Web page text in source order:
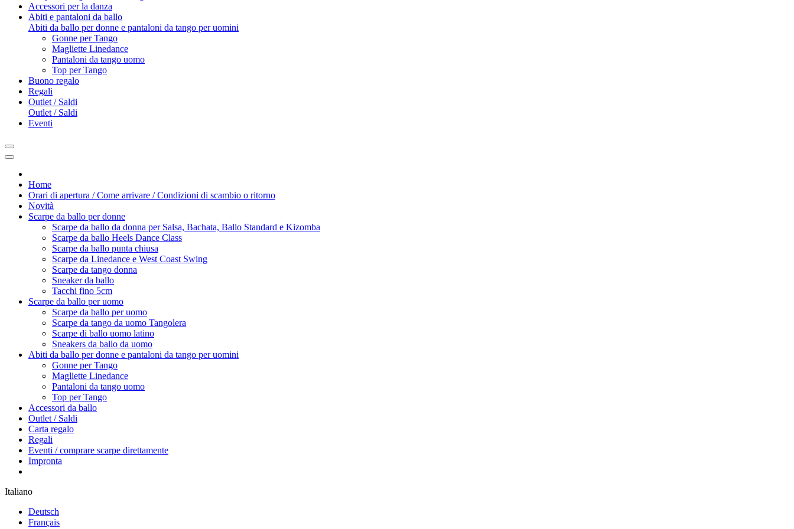
Accessori per la danza
Abiti e pantaloni da ballo
Abiti da ballo per donne e pantaloni da tango per uomini
Gonne per Tango
Magliette Linedance
Pantaloni da tango uomo
Top per Tango
Buono regalo
Regali
Outlet / Saldi
Outlet / Saldi
Eventi
Home
Orari di apertura / Come arrivare / Condizioni di scambio o ritorno
Novità
Scarpe da ballo per donne
Scarpe da ballo da donna per Salsa, Bachata, Ballo Standard e Kizomba
Scarpe da ballo Heels Dance Class
Scarpe da ballo punta chiusa
Scarpe da Linedance e West Coast Swing
Scarpe da tango donna
Sneaker da ballo
Tacchi fino 5cm
Scarpe da ballo per uomo
Scarpe da ballo per uomo
Scarpe da tango da uomo Tangolera
Scarpe di ballo uomo latino
Sneakers da ballo da uomo
Abiti da ballo per donne e pantaloni da tango per uomini
Gonne per Tango
Magliette Linedance
Pantaloni da tango uomo
Top per Tango
Accessori da ballo
Outlet / Saldi
Carta regalo
Regali
Eventi / comprare scarpe direttamente
Impronta
Italiano
Deutsch
Français